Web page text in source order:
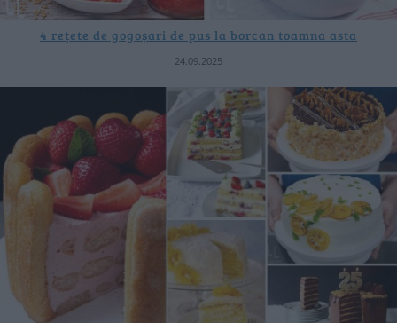
4 rețete de gogoșari de pus la borcan toamna asta
24.09.2025